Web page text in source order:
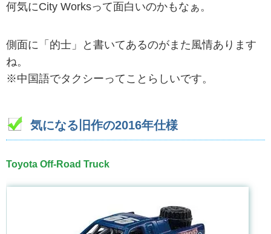
何気にCity Worksって面白いのかもなぁ。
側面に「的士」と書いてあるのがまた風情あります
ね。
※中国語でタクシーってことらしいです。
気になる旧作の2016年仕様
Toyota Off-Road Truck